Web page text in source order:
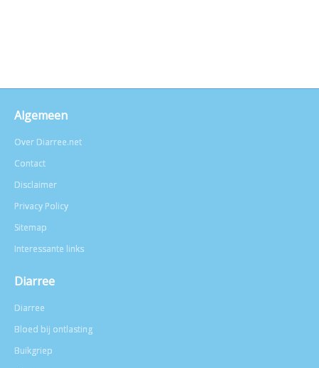
Algemeen
Over Diarree.net
Contact
Disclaimer
Privacy Policy
Sitemap
Interessante links
Diarree
Diarree
Bloed bij ontlasting
Buikgriep